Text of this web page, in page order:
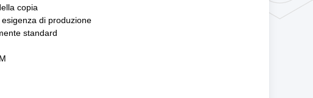
copia
di produzione
standard